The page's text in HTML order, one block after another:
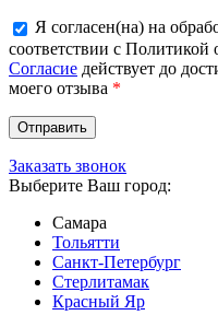
Я согласен(на) на
соответствии с
Согласие действует до
моего отзыва *
Заказать звонок
Выберите Ваш город:
Самара
Тольятти
Санкт-Петербург
Стерлитамак
Красный Яр